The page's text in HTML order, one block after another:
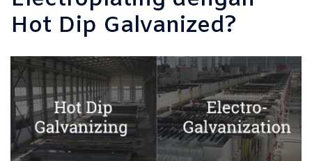
Hot Dip Galvanized?